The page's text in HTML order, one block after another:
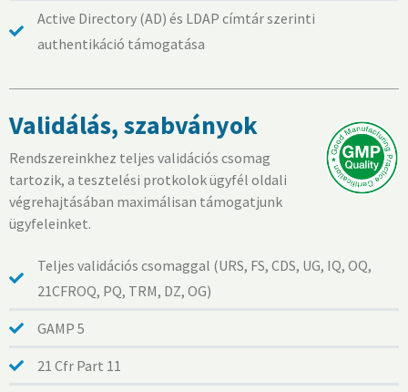
Active Directory (AD) és LDAP címtár szerinti
authentikáció támogatása
Validálás, szabványok
Rendszereinkhez teljes validációs csomag
tartozik, a tesztelési protkolok ügyfél oldali
végrehajtásában maximálisan támogatjunk
ügyfeleinket.
Teljes validációs csomaggal (URS, FS, CDS, UG, IQ, OQ,
21CFROQ, PQ, TRM, DZ, OG)
GAMP 5
21 Cfr Part 11